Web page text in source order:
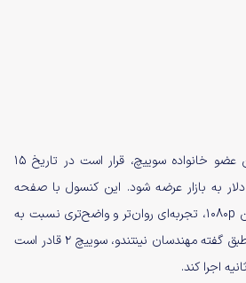
نینتندو سوییچ ۲، جدیدترین عضو خانواده سوییچ، قرار است در تاریخ ۱۵
خرداد ۱۴۰۴ با قیمت ۴۵۰ دلار به بازار عرضه شود. این کنسول با صفحه
نمایش ۷.۹ اینچی و رزولوشن ۱۰۸۰p، تجربه‌ای روان‌تر و واضح‌تری نسبت به
مدل‌های قبلی ارائه می‌دهد. طبق گفته مهندسان نینتندو، سوییچ ۲ قادر است